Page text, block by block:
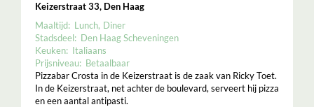
Keizerstraat 33, Den Haag
Maaltijd: Lunch Diner
Stadsdeel: Den Haag Scheveningen
Keuken: Italiaans
Prijsniveau: Betaalbaar
Pizzabar Crosta in de Keizerstraat is de zaak van Ricky Toet.
In de Keizerstraat, net achter de boulevard, serveert hij pizza
en een aantal antipasti.